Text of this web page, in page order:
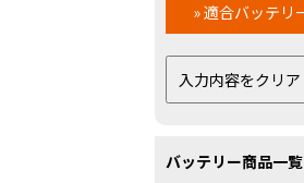
バッテリー商品一覧